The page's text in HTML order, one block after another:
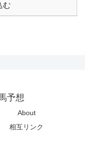
む
予想
About
相互リンク